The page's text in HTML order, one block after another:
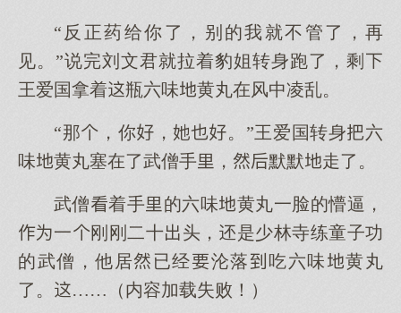
“反正药给你了，别的我就不管了，再
见。”说完刘文君就拉着豹姐转身跑了，剩
王爱国拿着瓶六味黄丸在风中凌乱。
“那，你，。”王爱国转身六
味黄丸塞在了武僧手，默默走了。
武僧着手的六味黄丸一脸的懵逼，
一刚刚二十头，是少林寺练童子功
的武僧，他居已经沦落吃六味黄丸
了。……（内容加载失败！）